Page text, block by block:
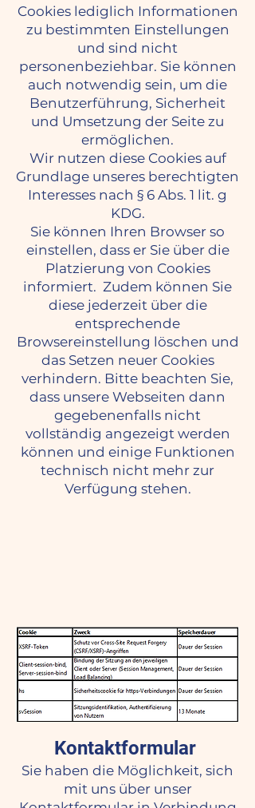
Cookies lediglich Informationen
zu bestimmten Einstellungen
und sind nicht
personenbeziehbar. Sie können
auch notwendig sein, um die
Benutzerführung, Sicherheit
und Umsetzung der Seite zu
ermöglichen.
Wir nutzen diese Cookies auf
Grundlage unseres berechtigten
Interesses nach § 6 Abs. 1 lit. g
KDG.
Sie können Ihren Browser so
einstellen, dass er Sie über die
Platzierung von Cookies
informiert. Zudem können Sie
diese jederzeit über die
entsprechende
Browsereinstellung löschen und
das Setzen neuer Cookies
verhindern. Bitte beachten Sie,
dass unsere Webseiten dann
gegebenenfalls nicht
vollständig angezeigt werden
können und einige Funktionen
technisch nicht mehr zur
Verfügung stehen.
Kontaktformular
Sie haben die Möglichkeit, sich
mit uns über unser